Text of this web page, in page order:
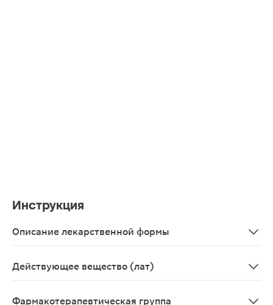
Инструкция
Описание лекарственной формы
Действующее вещество (лат)
Фармакотерапевтическая группа